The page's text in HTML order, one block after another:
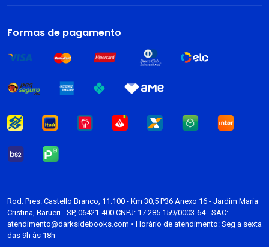
Formas de pagamento
Rod. Pres. Castello Branco, 11.100 - Km 30,5 P36 Anexo 16 - Jardim Maria
Cristina, Barueri - SP, 06421-400 CNPJ: 17.285.159/0003-64 - SAC:
atendimento@darksidebooks.com • Horário de atendimento: Seg a sexta
das 9h às 18h